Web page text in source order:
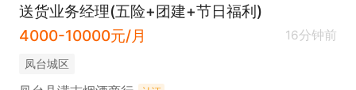
送货业务经理(五险+团建+节日福利)
4000-10000元/月
16分钟前
凤台城区